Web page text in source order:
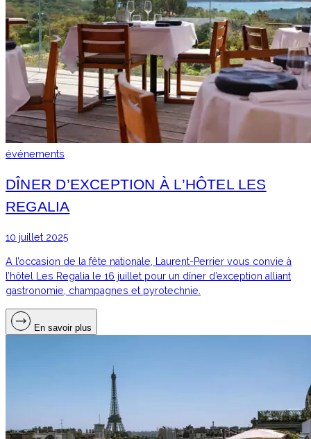
événements
DÎNER D’EXCEPTION À L’HÔTEL LES
REGALIA
10 juillet 2025
A l’occasion de la fête nationale, Laurent-Perrier vous convie à
l’hôtel Les Regalia le 16 juillet pour un dîner d’exception alliant
gastronomie, champagnes et pyrotechnie.
En savoir plus